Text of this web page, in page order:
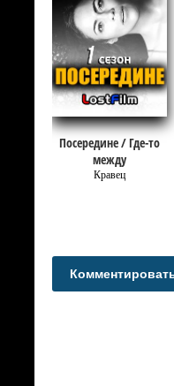
Посередине / Где-то
между
Кравец